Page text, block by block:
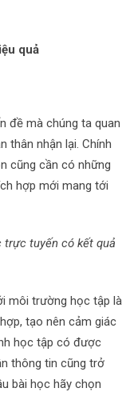
quả
đề mà chúng ta quan
thân nhận lại. Chính
cũng cần có những
hợp mới mang tới
trực tuyến có kết quả
môi trường học tập là
tạo nên cảm giác
học tập có được
thông tin cũng trở
bài học hãy chọn